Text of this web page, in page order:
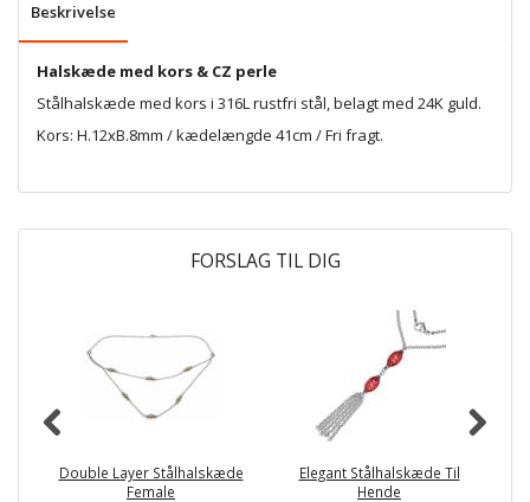
Beskrivelse
Halskæde med kors & CZ perle
Stålhalskæde med kors i 316L rustfri stål, belagt med 24K guld.
Kors: H.12xB.8mm / kædelængde 41cm / Fri fragt.
FORSLAG TIL DIG
Double Layer Stålhalskæde
Female
Elegant Stålhalskæde Til
Hende